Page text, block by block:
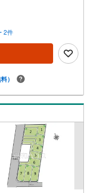
かせ下さい。
2件
）